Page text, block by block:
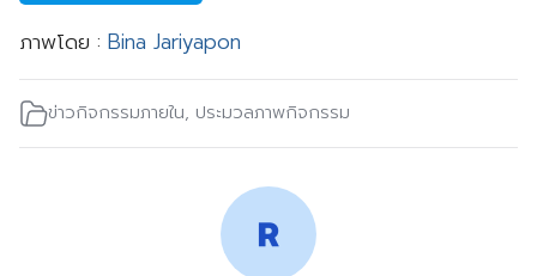
ภาพโดย : Bina Jariyapon
ข่าวกิจกรรมภายใน, ประมวลภาพกิจกรรม